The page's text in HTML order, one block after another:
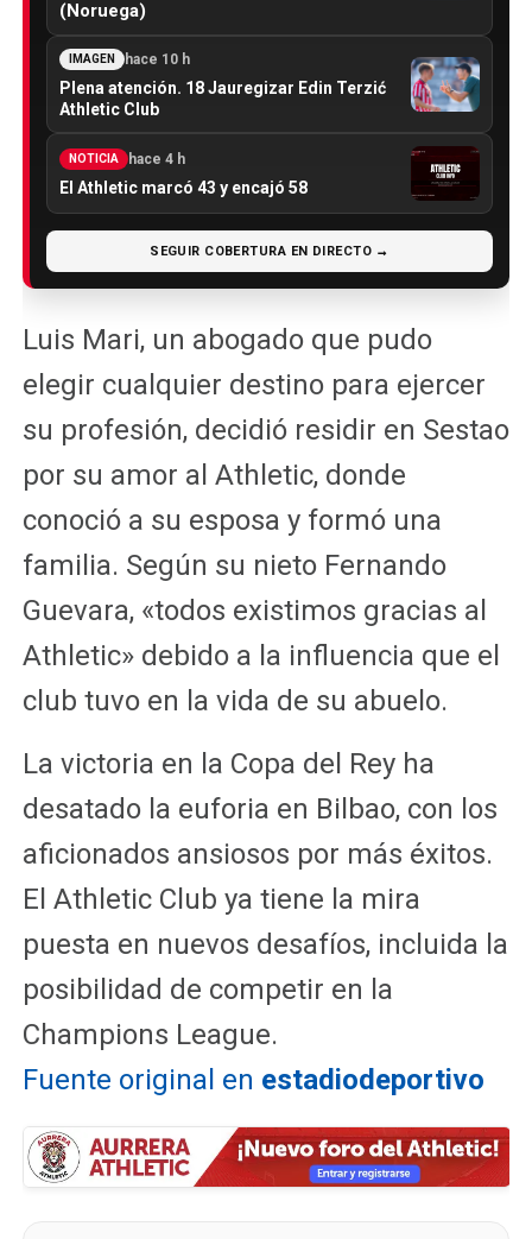
(Noruega)
IMAGEN hace 10 h
Plena atención. 18 Jauregizar Edin Terzić
Athletic Club
NOTICIA hace 4 h
El Athletic marcó 43 y encajó 58
SEGUIR COBERTURA EN DIRECTO →
Luis Mari, un abogado que pudo
elegir cualquier destino para ejercer
su profesión, decidió residir en Sestao
por su amor al Athletic, donde
conoció a su esposa y formó una
familia. Según su nieto Fernando
Guevara, «todos existimos gracias al
Athletic» debido a la influencia que el
club tuvo en la vida de su abuelo.
La victoria en la Copa del Rey ha
desatado la euforia en Bilbao, con los
aficionados ansiosos por más éxitos.
El Athletic Club ya tiene la mira
puesta en nuevos desafíos, incluida la
posibilidad de competir en la
Champions League.
Fuente original en estadiodeportivo